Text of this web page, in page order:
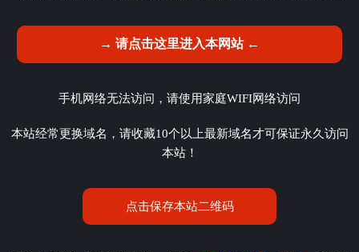
→ 请点击这里进入本网站 ←
手机网络无法访问，请使用家庭WIFI网络访问
本站经常更换域名，请收藏10个以上最新域名才可保证永久访问
本站！
点击保存本站二维码